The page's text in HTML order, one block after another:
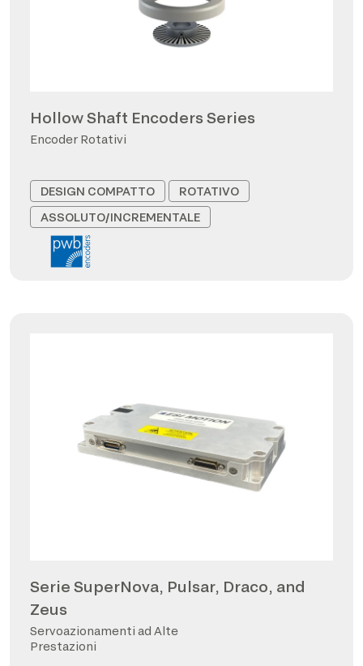
Hollow Shaft Encoders Series
Encoder Rotativi
DESIGN COMPATTO
ROTATIVO
ASSOLUTO/INCREMENTALE
Serie SuperNova, Pulsar, Draco, and
Zeus
Servoazionamenti ad Alte
Prestazioni